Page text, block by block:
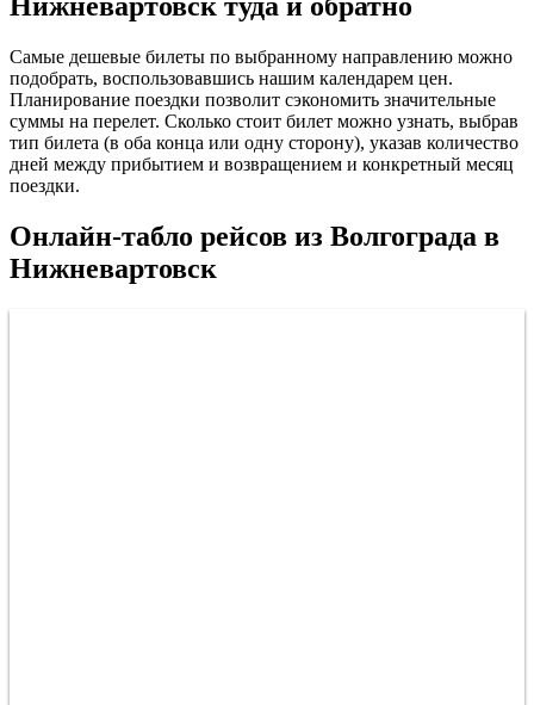
Нижневартовск туда и обратно
Самые дешевые билеты по выбранному направлению можно
подобрать, воспользовавшись нашим календарем цен.
Планирование поездки позволит сэкономить значительные
суммы на перелет. Сколько стоит билет можно узнать, выбрав
тип билета (в оба конца или одну сторону), указав количество
дней между прибытием и возвращением и конкретный месяц
поездки.
Онлайн-табло рейсов из Волгограда в
Нижневартовск